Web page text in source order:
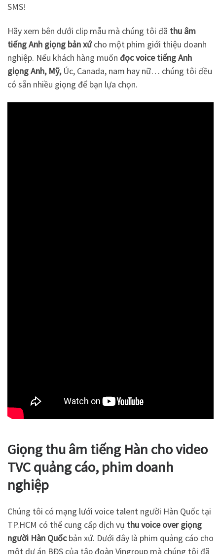
SMS!
Hãy xem bên dưới clip mẫu mà chúng tôi đã thu âm
tiếng Anh giọng bản xứcho một phim giới thiệu doanh
nghiệp. Nếu khách hàng muốn đọc voice tiếng Anh
giọng Anh, Mỹ,Úc, Canada, nam hay nữ… chúng tôi đều
có sẵn nhiều giọng để bạn lựa chọn.
Giọng thu âm tiếng Hàn cho video
TVC quảng cáo, phim doanh
nghiệp
Chúng tôi có mạng lưới voice talent người Hàn Quốc tại
TP.HCM có thể cung cấp dịch vụ thu voice over giọng
người Hàn Quốcbản xứ. Dưới đây là phim quảng cáo cho
một dự án BĐS của tập đoàn Vingroup mà chúng tôi đã